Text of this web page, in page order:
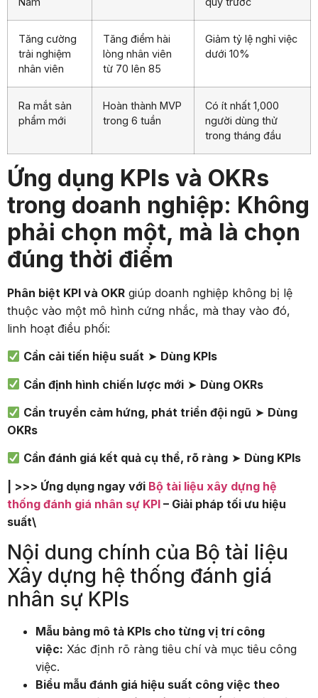
Tăng cường
trải nghiệm
nhân viên
Tăng điểm hài
lòng nhân viên
từ 70 lên 85
Giảm tỷ lệ nghỉ việc
dưới 10%
Ra mắt sản
phẩm mới
Hoàn thành MVP
trong 6 tuần
Có ít nhất 1,000
người dùng thử
trong tháng đầu
Ứng dụng KPIs và OKRs
trong doanh nghiệp: Không
phải chọn một, mà là chọn
đúng thời điểm
Phân biệt KPI và OKR giúp doanh nghiệp không bị lệ
thuộc vào một mô hình cứng nhắc, mà thay vào đó,
linh hoạt điều phối:
Cần cải tiến hiệu suất ➤ Dùng KPIs
Cần định hình chiến lược mới ➤ Dùng OKRs
Cần truyền cảm hứng, phát triển đội ngũ ➤ Dùng
OKRs
Cần đánh giá kết quả cụ thể, rõ ràng ➤ Dùng KPIs
| >>> Ứng dụng ngay với Bộ tài liệu xây dựng hệ
thống đánh giá nhân sự KPI – Giải pháp tối ưu hiệu
suất\
Nội dung chính của Bộ tài liệu
Xây dựng hệ thống đánh giá
nhân sự KPIs
Mẫu bảng mô tả KPIs cho từng vị trí công
việc: Xác định rõ ràng tiêu chí và mục tiêu công
việc.
Biểu mẫu đánh giá hiệu suất công việc theo